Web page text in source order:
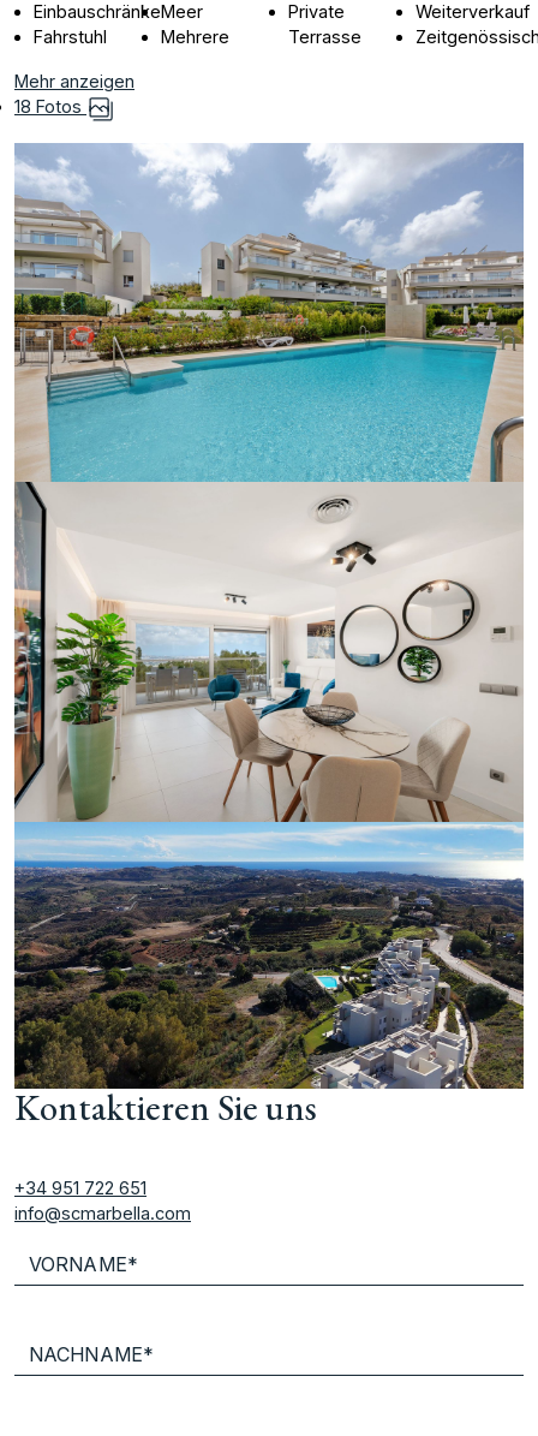
Einbauschränke
Fahrstuhl
Meer
Mehrere
Private
Terrasse
Weiterverkauf
Mehr anzeigen
18 Fotos
Kontaktieren Sie uns
+34 951 722 651
info@scmarbella.com